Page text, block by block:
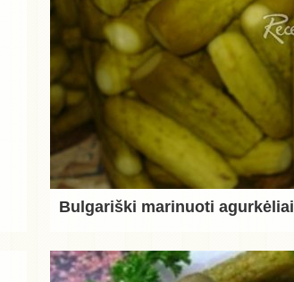
Bulgariški marinuoti agurkėliai